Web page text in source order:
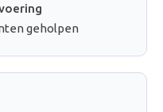
geholpen